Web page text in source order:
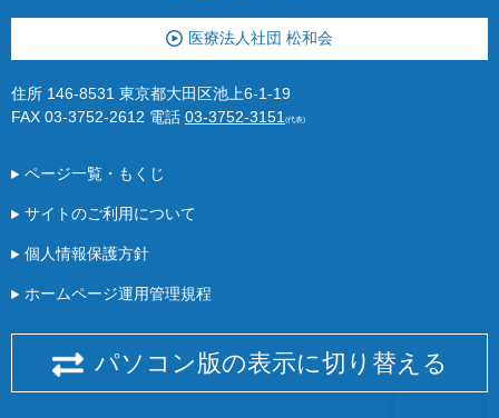
医療法人社団 松和会
住所 146-8531 東京都大田区池上6-1-19
FAX 03-3752-2612 電話 03-3752-3151 (代表)
ページ一覧・もくじ
サイトのご利用について
個人情報保護方針
ホームページ運用管理規程
パソコン版の表示に切り替える